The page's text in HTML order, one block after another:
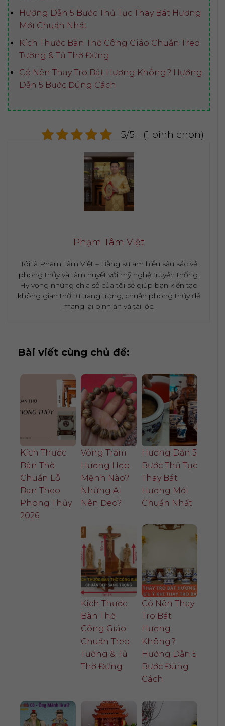
Hướng Dẫn 5 Bước Thủ Tục Thay Bát Hương
Mới Chuẩn Nhất
Kích Thước Bàn Thờ Công Giáo Chuẩn Treo
Tường & Tủ Thờ Đứng
Có Nên Thay Tro Bát Hương Không? Hướng
Dẫn 5 Bước Đúng Cách
5/5 - (1 bình chọn)
Phạm Tâm Việt
Tôi là Phạm Tâm Việt – Bằng sự am hiểu sâu sắc về
phong thủy và tâm huyết với mỹ nghệ truyền thống.
Hy vọng những chia sẻ của tôi sẽ giúp bạn kiến tạo
không gian thờ tự trang trọng, chuẩn phong thủy để
mang lại bình an và tài lộc.
Bài viết cùng chủ đề:
Kích Thước
Bàn Thờ
Chuẩn Lỗ
Ban Theo
Phong Thủy
2026
Vòng Trầm
Hương Hợp
Mệnh Nào?
Những Ai
Nên Đeo?
Hướng Dẫn 5
Bước Thủ Tục
Thay Bát
Hương Mới
Chuẩn Nhất
Kích Thước
Bàn Thờ
Công Giáo
Chuẩn Treo
Tường & Tủ
Thờ Đứng
Có Nên Thay
Tro Bát
Hương
Không?
Hướng Dẫn 5
Bước Đúng
Cách